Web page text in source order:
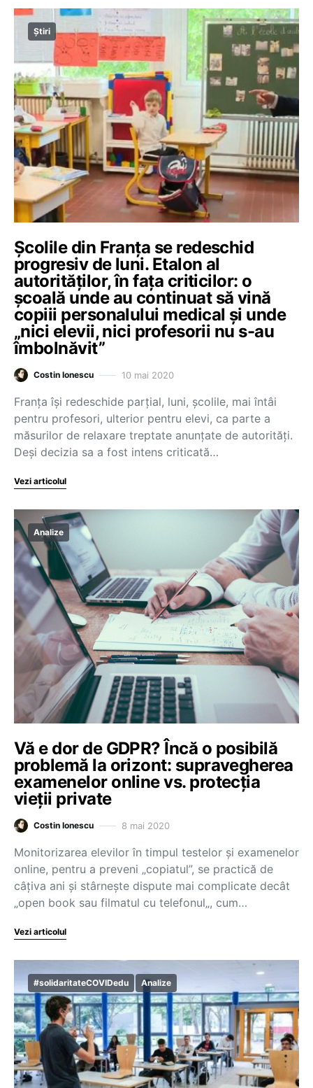
Știri
Școlile din Franța se redeschid
progresiv de luni. Etalon al
autorităților, în fața criticilor: o
școală unde au continuat să vină
copiii personalului medical și unde
„nici elevii, nici profesorii nu s-au
îmbolnăvit”
Costin Ionescu 10 mai 2020
Franța își redeschide parțial, luni, școlile, mai întâi
pentru profesori, ulterior pentru elevi, ca parte a
măsurilor de relaxare treptate anunțate de autorități.
Deși decizia sa a fost intens criticată…
Vezi articolul
Analize
Vă e dor de GDPR? Încă o posibilă
problemă la orizont: supravegherea
examenelor online vs. protecția
vieții private
Costin Ionescu 8 mai 2020
Monitorizarea elevilor în timpul testelor și examenelor
online, pentru a preveni „copiatul”, se practică de
câțiva ani și stârnește dispute mai complicate decât
„open book sau filmatul cu telefonul„, cum…
Vezi articolul
#solidaritateCOVIDedu Analize